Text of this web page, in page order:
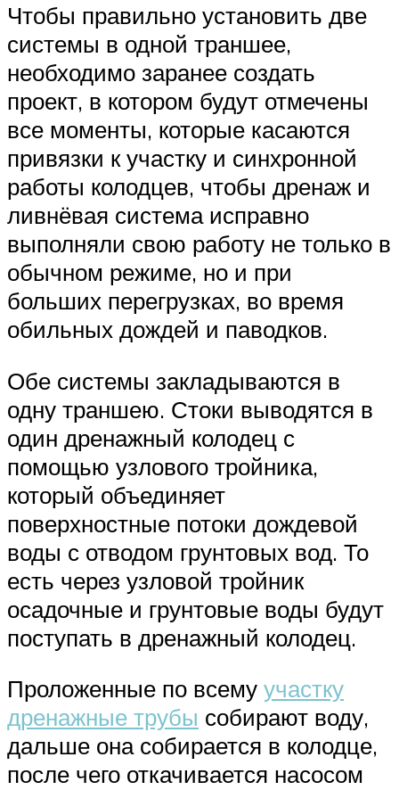
Чтобы правильно установить две
системы в одной траншее,
необходимо заранее создать
проект, в котором будут отмечены
все моменты, которые касаются
привязки к участку и синхронной
работы колодцев, чтобы дренаж и
ливнёвая система исправно
выполняли свою работу не только в
обычном режиме, но и при
больших перегрузках, во время
обильных дождей и паводков.
Обе системы закладываются в
одну траншею. Стоки выводятся в
один дренажный колодец с
помощью узлового тройника,
который объединяет
поверхностные потоки дождевой
воды с отводом грунтовых вод. То
есть через узловой тройник
осадочные и грунтовые воды будут
поступать в дренажный колодец.
Проложенные по всему участку
дренажные трубы собирают воду,
дальше она собирается в колодце,
после чего откачивается насосом